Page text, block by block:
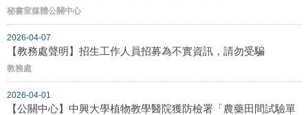
秘書室媒體公關中心
2026-04-07
【教務處聲明】招生工作人員招募為不實資訊，請勿受騙
教務處
2026-04-01
【公關中心】中興大學植物教學醫院獲防檢署「農藥田間試驗單